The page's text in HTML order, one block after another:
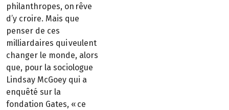
philanthropes, on rêve
d’y croire. Mais que
penser de ces
milliardaires qui veulent
changer le monde, alors
que, pour la sociologue
Lindsay McGoey qui a
enquêté sur la
fondation Gates, « ce